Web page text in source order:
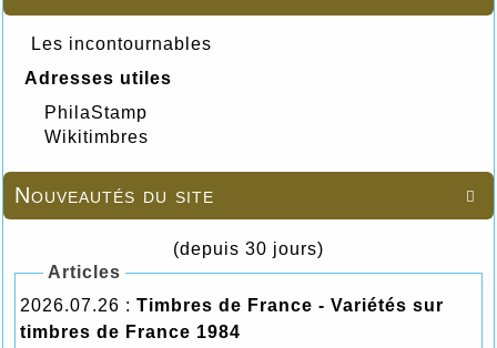
Les incontournables
Adresses utiles
PhilaStamp
Wikitimbres

Nouveautés du site
(depuis 30 jours)
Articles
2026.07.26 : Timbres de France - Variétés sur
timbres de France 1984